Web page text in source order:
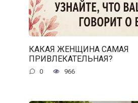
КАКАЯ ЖЕНЩИНА САМАЯ
ПРИВЛЕКАТЕЛЬНАЯ?
0 966